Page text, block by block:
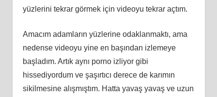
yüzlerini tekrar görmek için videoyu tekrar açtım.
Amacım adamların yüzlerine odaklanmaktı, ama
nedense videoyu yine en başından izlemeye
başladım. Artık aynı porno izliyor gibi
hissediyordum ve şaşırtıcı derece de karımın
sikilmesine alışmıştım. Hatta yavaş yavaş ve uzun